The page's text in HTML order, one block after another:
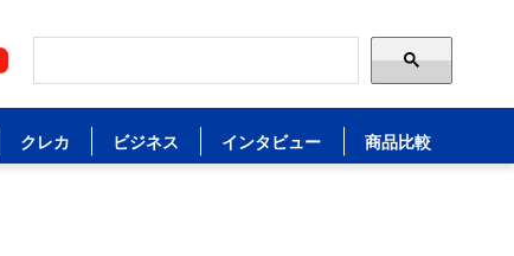
クレカ ビジネス インタビュー 商品比較